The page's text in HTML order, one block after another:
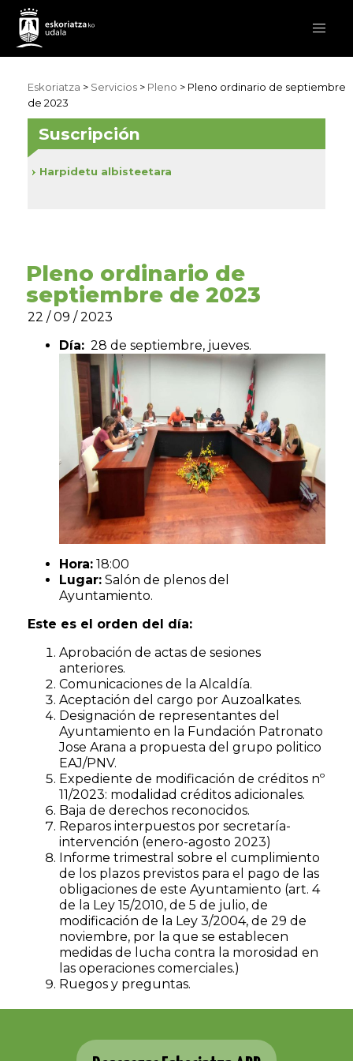
Eskoriatza > Servicios > Pleno > Pleno ordinario de septiembre
de 2023
Pleno ordinario de
septiembre de 2023
22 / 09 / 2023
Día: 28 de septiembre, jueves.
Hora: 18:00
Lugar: Salón de plenos del
Ayuntamiento.
Este es el orden del día:
Aprobación de actas de sesiones
anteriores.
Comunicaciones de la Alcaldía.
Aceptación del cargo por Auzoalkates.
Designación de representantes del
Ayuntamiento en la Fundación Patronato
Jose Arana a propuesta del grupo politico
EAJ/PNV.
Expediente de modificación de créditos nº
11/2023: modalidad créditos adicionales.
Baja de derechos reconocidos.
Reparos interpuestos por secretaría-
intervención (enero-agosto 2023)
Informe trimestral sobre el cumplimiento
de los plazos previstos para el pago de las
obligaciones de este Ayuntamiento (art. 4
de la Ley 15/2010, de 5 de julio, de
modificación de la Ley 3/2004, de 29 de
noviembre, por la que se establecen
medidas de lucha contra la morosidad en
las operaciones comerciales.)
Ruegos y preguntas.
Suscripción
Harpidetu albisteetara